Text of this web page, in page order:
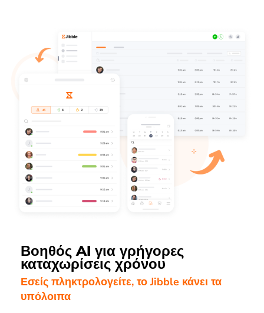
Βοηθός AI για γρήγορες
καταχωρίσεις χρόνου
Εσείς πληκτρολογείτε, το Jibble κάνει τα
υπόλοιπα